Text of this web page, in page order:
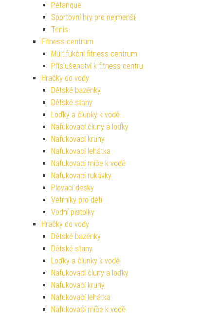
Pétanque
Sportovní hry pro nejmenší
Tenis
Fitness centrum
Multifukční fitness centrum
Příslušenství k fitness centru
Hračky do vody
Dětské bazénky
Dětské stany
Loďky a člunky k vodě
Nafukovací čluny a loďky
Nafukovací kruhy
Nafukovací lehátka
Nafukovací míče k vodě
Nafukovací rukávky
Plovací desky
Větrníky pro děti
Vodní pistolky
Hračky do vody
Dětské bazénky
Dětské stany
Loďky a člunky k vodě
Nafukovací čluny a loďky
Nafukovací kruhy
Nafukovací lehátka
Nafukovací míče k vodě